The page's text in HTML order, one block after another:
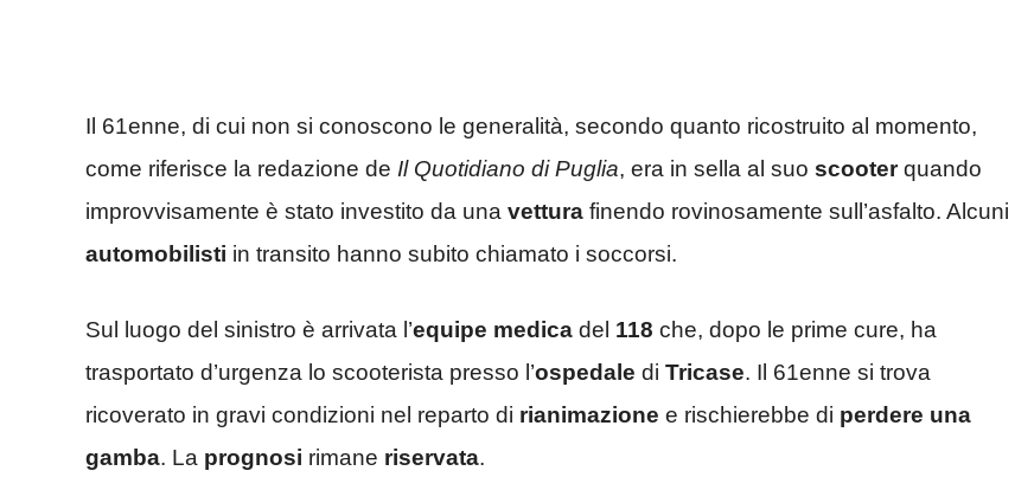
Il 61enne, di cui non si conoscono le generalità, secondo quanto ricostruito al momento,
come riferisce la redazione de Il Quotidiano di Puglia, era in sella al suo scooterquando
improvvisamente è stato investito da una vettura finendo rovinosamente sull’asfalto. Alcuni
automobilisti in transito hanno subito chiamato i soccorsi.
Sul luogo del sinistro è arrivata l’equipe medica del 118 che, dopo le prime cure, ha
trasportato d’urgenza lo scooterista presso l’ospedale di Tricase. Il 61enne si trova
ricoverato in gravi condizioni nel reparto di rianimazione e rischierebbe di perdere una
gamba. La prognosi rimane riservata.